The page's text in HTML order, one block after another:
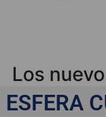
Los
cultura
ESFERA